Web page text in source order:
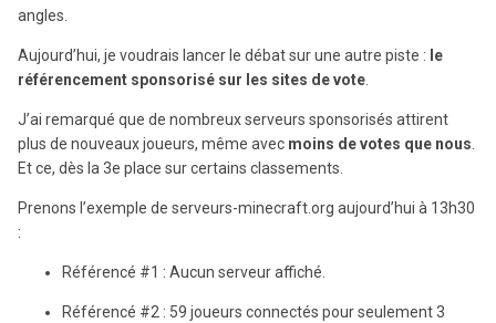
angles.
Aujourd’hui, je voudrais lancer le débat sur une autre piste : le
référencement sponsorisé sur les sites de vote.
J’ai remarqué que de nombreux serveurs sponsorisés attirent
plus de nouveaux joueurs, même avec moins de votes que nous.
Et ce, dès la 3e place sur certains classements.
Prenons l’exemple de serveurs-minecraft.org aujourd’hui à 13h30
:
Référencé #1 : Aucun serveur affiché.
Référencé #2 : 59 joueurs connectés pour seulement 3